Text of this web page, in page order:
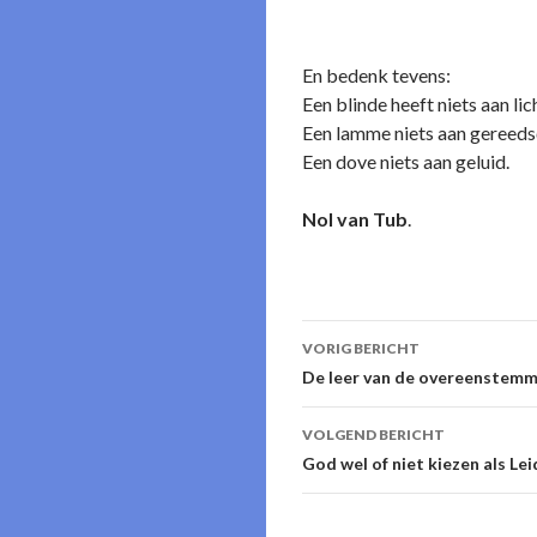
En bedenk tevens:
Een blinde heeft niets aan
Een lamme niets aan
Een dove niets aan geluid.
Nol van Tub.
Berichtnavigatie
VORIG BERICHT
De leer van de
VOLGEND BERICHT
God wel of niet kiezen als